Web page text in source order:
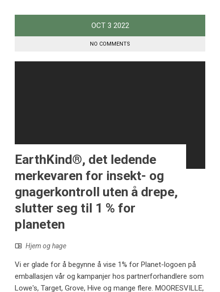
OCT 3 2022
NO COMMENTS
EarthKind®, det ledende
merkevaren for insekt- og
gnagerkontroll uten å drepe,
slutter seg til 1 % for
planeten
Hjem og hage
Vi er glade for å begynne å vise 1% for Planet-logoen på
emballasjen vår og kampanjer hos partnerforhandlere som
Lowe's, Target, Grove, Hive og mange flere. MOORESVILLE,